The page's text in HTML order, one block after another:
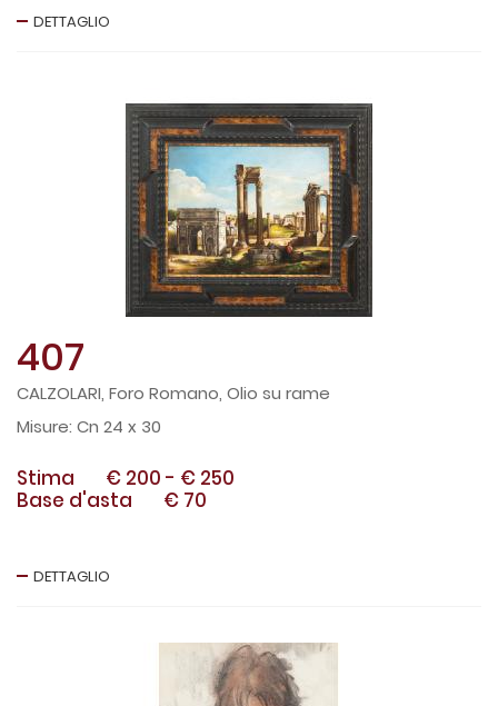
DETTAGLIO
407
CALZOLARI, Foro Romano, Olio su rame
Cn 24 x 30
Stima € 200 - € 250
Base d'asta
€ 70
DETTAGLIO